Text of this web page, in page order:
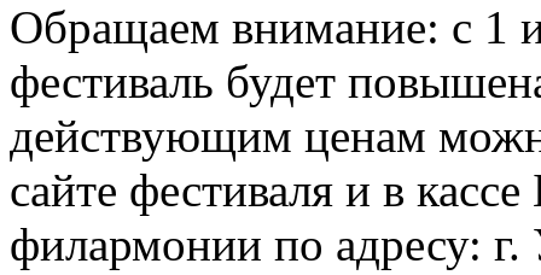
Обращаем внимание: с 1
фестиваль будет
действующим ценам
сайте фестиваля и в
филармонии по адресу: